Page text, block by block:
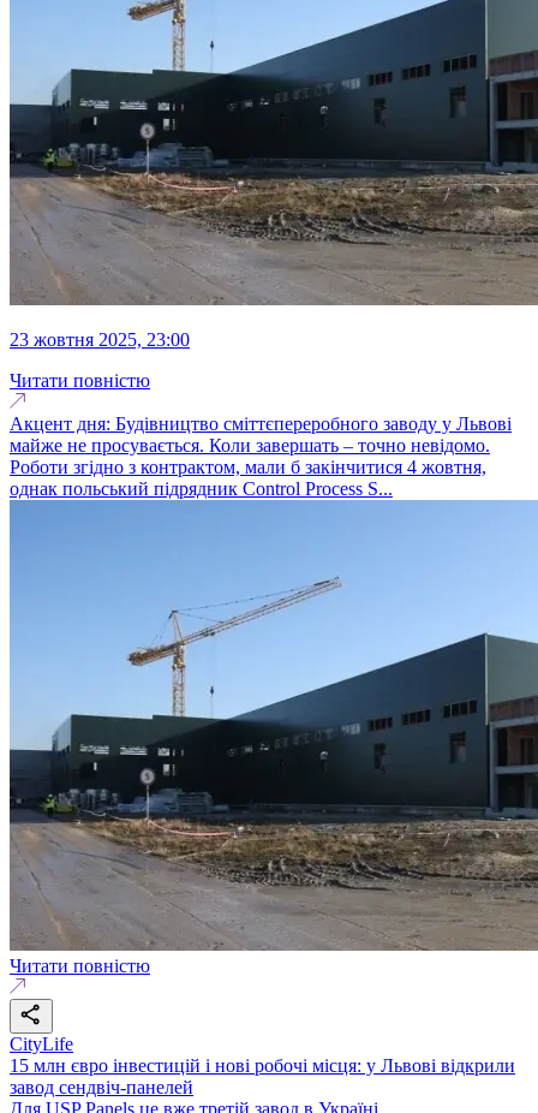
23 жовтня 2025, 23:00
Читати повністю
Акцент дня: Будівництво сміттєпереробного заводу у Львові
майже не просувається. Коли завершать – точно невідомо.
Роботи згідно з контрактом, мали б закінчитися 4 жовтня,
однак польський підрядник Control Process S...
Читати повністю
CityLife
15 млн євро інвестицій і нові робочі місця: у Львові відкрили
завод сендвіч‑панелей
Для USP Panels це вже третій завод в Україні.